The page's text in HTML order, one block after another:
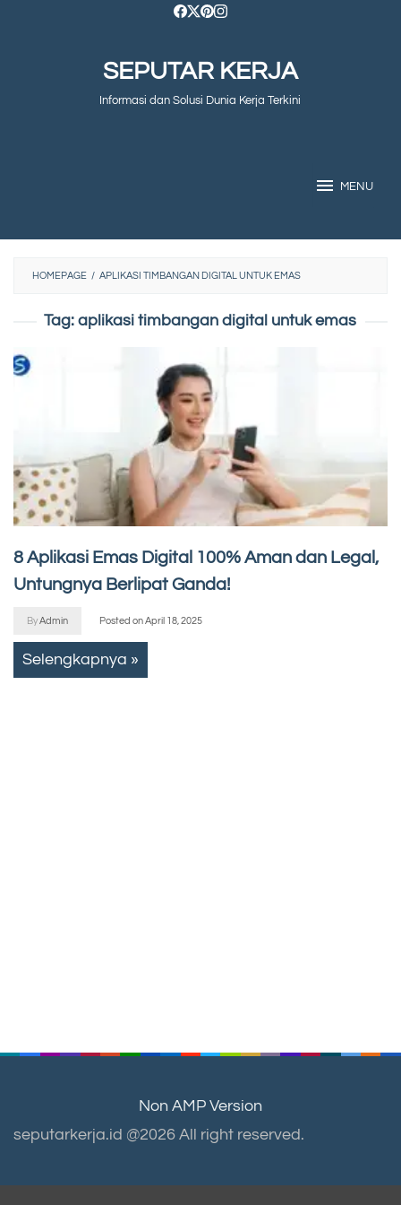
SEPUTAR KERJA
Informasi dan Solusi Dunia Kerja Terkini
MENU
HOMEPAGE / APLIKASI TIMBANGAN DIGITAL UNTUK EMAS
Tag:aplikasi timbangan digital untuk emas
8 Aplikasi Emas Digital 100% Aman dan Legal,
Untungnya Berlipat Ganda!
ByAdmin Posted onApril 18, 2025
Selengkapnya »
Non AMP Version
seputarkerja.id @2026 All right reserved.